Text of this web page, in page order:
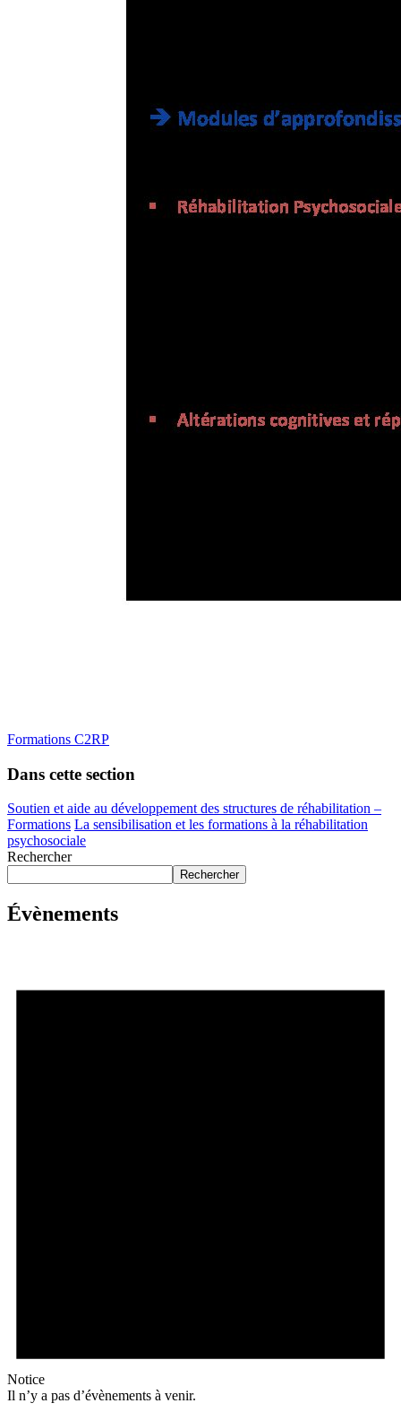
Formations C2RP
Dans cette section
Soutien et aide au développement des structures de réhabilitation –
Formations La sensibilisation et les formations à la réhabilitation
psychosociale
Rechercher
Rechercher
Évènements
Notice
Il n’y a pas d’évènements à venir.